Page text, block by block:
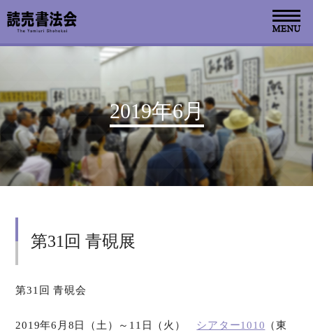
2019年6月
第31回 青硯展
第31回 青硯会
2019年6月8日（土）～11日（火） シアター1010 （東
お知らせ
読売書法会について
読売書法展
関連書道展